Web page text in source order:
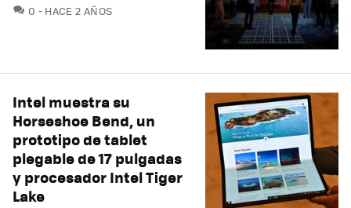
0 COMENTARIOS
HACE 2 AÑOS
Intel muestra su
Horseshoe Bend, un
prototipo de tablet
plegable de 17 pulgadas
y procesador Intel Tiger
Lake